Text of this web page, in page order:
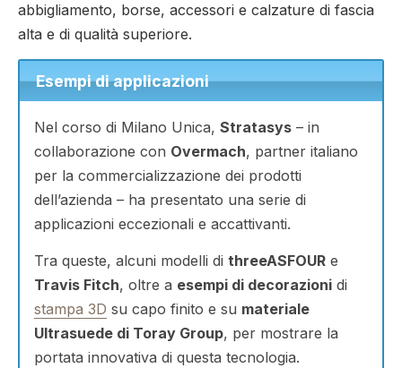
abbigliamento, borse, accessori e calzature di fascia
alta e di qualità superiore.
Esempi di applicazioni
Nel corso di Milano Unica, Stratasys – in
collaborazione con Overmach, partner italiano
per la commercializzazione dei prodotti
dell’azienda – ha presentato una serie di
applicazioni eccezionali e accattivanti.
Tra queste, alcuni modelli di threeASFOUR e
Travis Fitch, oltre a esempi di decorazioni di
stampa 3D su capo finito e su materiale
Ultrasuede di Toray Group, per mostrare la
portata innovativa di questa tecnologia.